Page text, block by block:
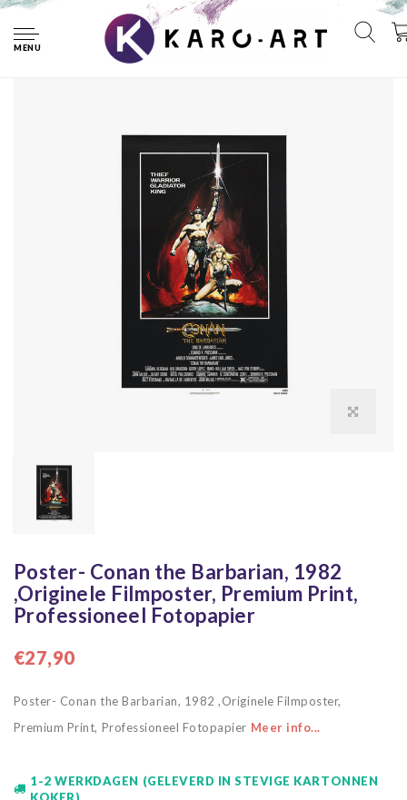
MENU
Poster- Conan the Barbarian, 1982 ,Originele Filmposter,
Premium Print, Professioneel Fotopapier
Poster- Conan the Barbarian, 1982
,Originele Filmposter, Premium Print,
Professioneel Fotopapier
€27,90
Poster- Conan the Barbarian, 1982 ,Originele Filmposter,
Premium Print, Professioneel Fotopapier Meer info...
1-2 WERKDAGEN (GELEVERD IN STEVIGE KARTONNEN
KOKER)